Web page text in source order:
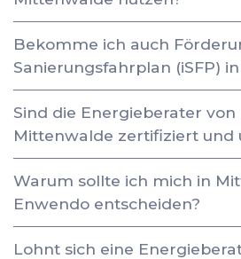
Bekomme ich auch
Sanierungsfahrplan (iSFP)
Sind die Energieberater von
Mittenwalde zertifiziert und
Warum sollte ich mich in
Enwendo entscheiden?
Lohnt sich eine